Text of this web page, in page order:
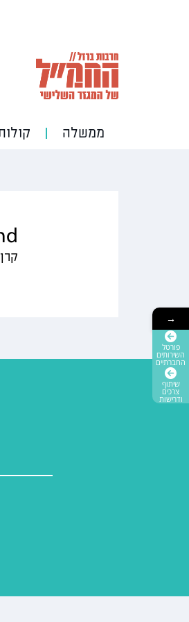
ממשלה
→
פורטל
השירותים
החברתיים
שיתוף
צרכים
ודרישות